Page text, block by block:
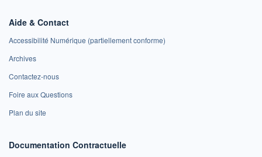
Aide & Contact
Accessibilité Numérique (partiellement conforme)
Archives
Contactez-nous
Foire aux Questions
Plan du site
Documentation Contractuelle